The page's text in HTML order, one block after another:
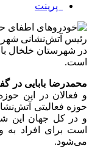
پرینت
رئیس آتش‌نشانی
در شهرستان خلخال با
است.
محمدرضا بابایی در
و فعالان در این
حوزه فعالیتی
و در کل جهان این
است برای افراد
می‌شود.